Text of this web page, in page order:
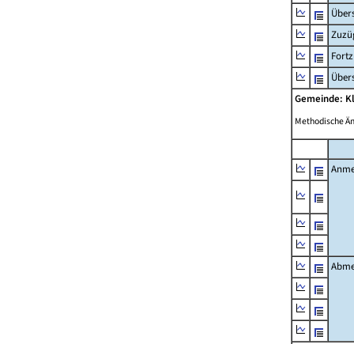
Gemeinde:
Methodische